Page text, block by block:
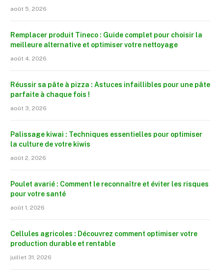
août 5, 2026
Remplacer produit Tineco : Guide complet pour choisir la
meilleure alternative et optimiser votre nettoyage
août 4, 2026
Réussir sa pâte à pizza : Astuces infaillibles pour une pâte
parfaite à chaque fois !
août 3, 2026
Palissage kiwai : Techniques essentielles pour optimiser
la culture de votre kiwis
août 2, 2026
Poulet avarié : Comment le reconnaître et éviter les risques
pour votre santé
août 1, 2026
Cellules agricoles : Découvrez comment optimiser votre
production durable et rentable
juillet 31, 2026